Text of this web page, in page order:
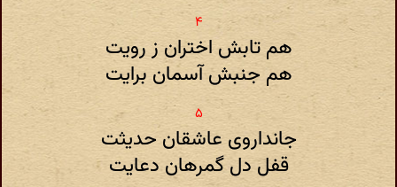
هم تابش اختران ز رویت
هم جنبش آسمان برایت
جانداروی عاشقان حدیثت
قفل دل گمرهان دعایت